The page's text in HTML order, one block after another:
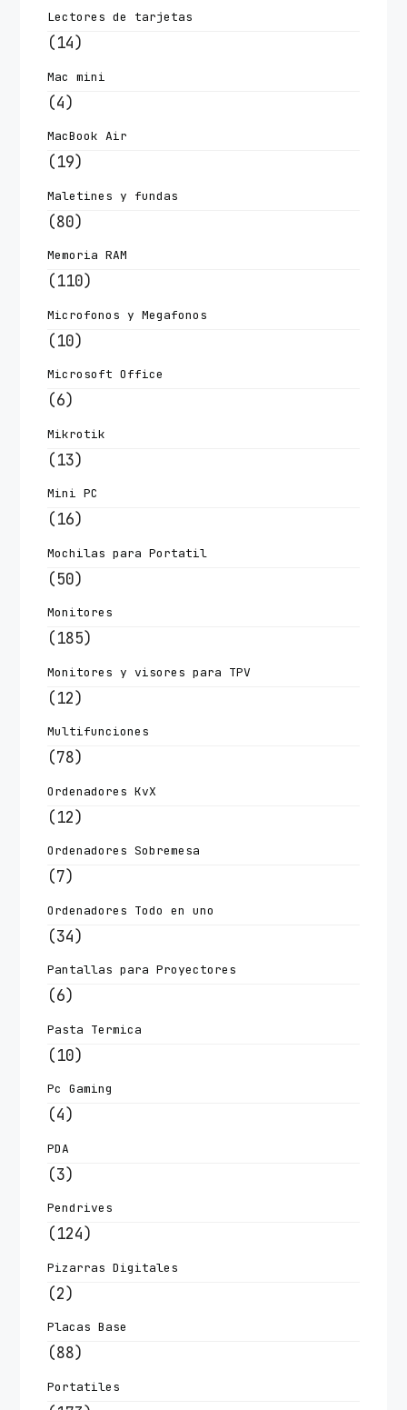
Lectores de tarjetas
(14)
Mac mini
(4)
MacBook Air
(19)
Maletines y fundas
(80)
Memoria RAM
(110)
Microfonos y Megafonos
(10)
Microsoft Office
(6)
Mikrotik
(13)
Mini PC
(16)
Mochilas para Portatil
(50)
Monitores
(185)
Monitores y visores para TPV
(12)
Multifunciones
(78)
Ordenadores KvX
(12)
Ordenadores Sobremesa
(7)
Ordenadores Todo en uno
(34)
Pantallas para Proyectores
(6)
Pasta Termica
(10)
Pc Gaming
(4)
PDA
(3)
Pendrives
(124)
Pizarras Digitales
(2)
Placas Base
(88)
Portatiles